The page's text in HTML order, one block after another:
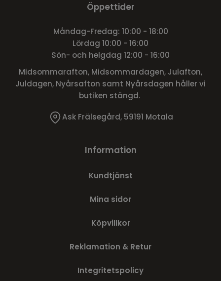
Öppettider
Måndag-Fredag: 10:00 - 18:00
Lördag 10:00 - 16:00
Sön- och helgdag 12:00 - 16:00
Midsommarafton, Midsommardagen, Julafton,
Juldagen, Nyårsafton samt Nyårsdagen håller vi
butiken stängd.
Ask Frälsegård, 59191 Motala
Information
Kundtjänst
Mina sidor
Köpvillkor
Reklamation & Retur
Integritetspolicy